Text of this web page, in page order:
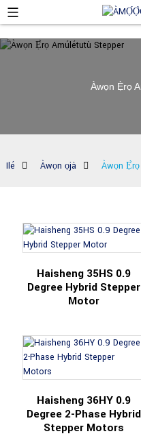
Àwọn Ẹ̀rọ
Ilé Àwọn ọjà Àwọn
Haisheng 35HS 0.9
Degree Hybrid Stepper
Motor
Haisheng 36HY 0.9
Degree 2-Phase Hybrid
Stepper Motors